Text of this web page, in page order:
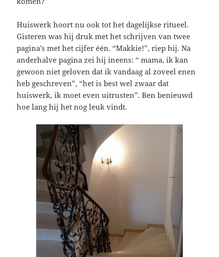
Huiswerk hoort nu ook tot het dagelijkse ritueel.
Gisteren was hij druk met het schrijven van twee
pagina’s met het cijfer één. “Makkie!”, riep hij. Na
anderhalve pagina zei hij ineens: “ mama, ik kan
gewoon niet geloven dat ik vandaag al zoveel enen
heb geschreven”, “het is best wel zwaar dat
huiswerk, ik moet even uitrusten”. Ben benieuwd
hoe lang hij het nog leuk vindt.